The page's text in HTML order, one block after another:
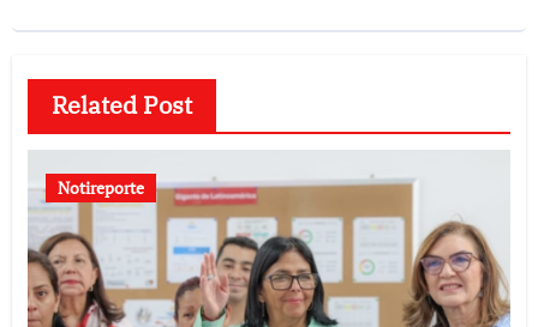
Related Post
Notireporte